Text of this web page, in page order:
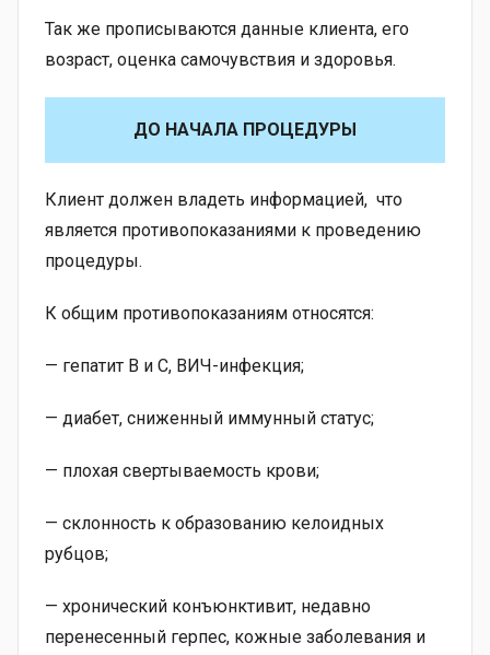
Так же прописываются данные клиента, его
возраст, оценка самочувствия и здоровья.
ДО НАЧАЛА ПРОЦЕДУРЫ
Клиент должен владеть информацией, что
является противопоказаниями к проведению
процедуры.
К общим противопоказаниям относятся:
— гепатит В и С, ВИЧ-инфекция;
— диабет, сниженный иммунный статус;
— плохая свертываемость крови;
— склонность к образованию келоидных
рубцов;
— хронический конъюнктивит, недавно
перенесенный герпес, кожные заболевания и